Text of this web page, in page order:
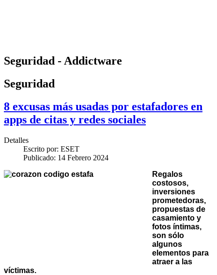
Seguridad - Addictware
Seguridad
8 excusas más usadas por estafadores en
apps de citas y redes sociales
Detalles
Escrito por: ESET
Publicado: 14 Febrero 2024
Regalos
costosos,
inversiones
prometedoras,
propuestas de
casamiento y
fotos íntimas,
son sólo
algunos
elementos para
atraer a las
víctimas.